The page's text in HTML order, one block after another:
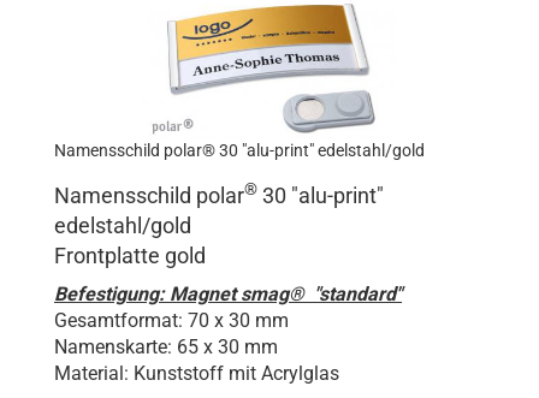
Namensschild polar® 30 "alu-print" edelstahl/gold
Namensschild polar® 30 "alu-print"
edelstahl/gold
Frontplatte gold
Befestigung: Magnet smag® "standard"
Gesamtformat: 70 x 30 mm
Namenskarte: 65 x 30 mm
Material: Kunststoff mit Acrylglas